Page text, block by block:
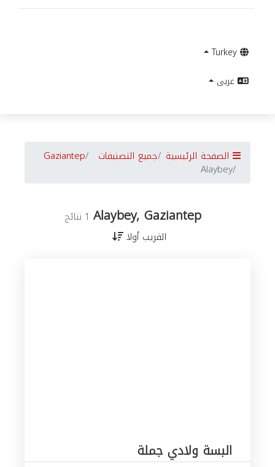
Turkey
عربى
الصفحة الرئيسية جميع التصنيفات Gaziantep
Alaybey
Alaybey, Gaziantep 1 نتائج
القريب أولا
البسة ولادي جملة